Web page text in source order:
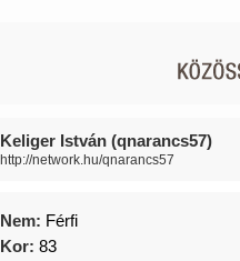
Keliger István (qnarancs57)
http://network.hu/qnarancs57
Nem: Férfi
Kor: 83